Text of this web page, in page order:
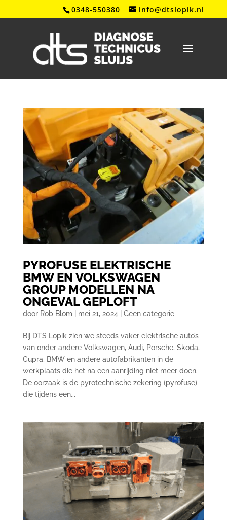
0348-550380 info@dtslopik.nl
PYROFUSE ELEKTRISCHE
BMW EN VOLKSWAGEN
GROUP MODELLEN NA
ONGEVAL GEPLOFT
door Rob Blom mei 21, 2024 Geen categorie
Bij DTS Lopik zien we steeds vaker elektrische auto’s
van onder andere Volkswagen, Audi, Porsche, Skoda,
Cupra, BMW en andere autofabrikanten in de
werkplaats die het na een aanrijding niet meer doen.
De oorzaak is de pyrotechnische zekering (pyrofuse)
die tijdens een...